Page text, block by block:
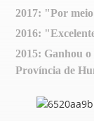
2017: "Por
2016:
2015: Ganhou
Província de